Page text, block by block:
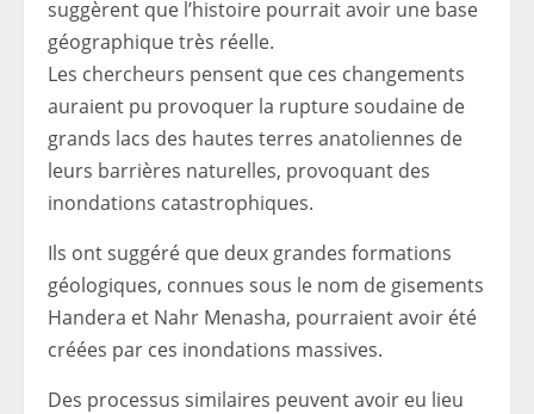
suggèrent que l’histoire pourrait avoir une base
géographique très réelle.
Les chercheurs pensent que ces changements
auraient pu provoquer la rupture soudaine de
grands lacs des hautes terres anatoliennes de
leurs barrières naturelles, provoquant des
inondations catastrophiques.
Ils ont suggéré que deux grandes formations
géologiques, connues sous le nom de gisements
Handera et Nahr Menasha, pourraient avoir été
créées par ces inondations massives.
Des processus similaires peuvent avoir eu lieu